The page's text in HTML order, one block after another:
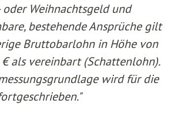
oder Weihnachtsgeld und
bestehende Ansprüche gilt
Bruttobarlohn in Höhe von
als vereinbart (Schattenlohn).
wird für die